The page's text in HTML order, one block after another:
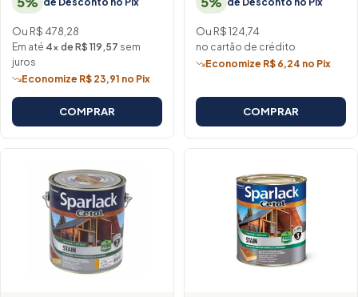
Ou R$ 478,28
Em até 4× de R$ 119,57 sem
juros
Economize R$ 23,91 no Pix
COMPRAR
Ou R$ 124,74
no cartão de crédito
Economize R$ 6,24 no Pix
COMPRAR